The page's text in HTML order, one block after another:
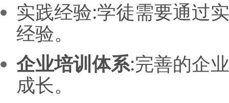
实践经验:学徒需要通过
经验。
企业培训体系:完善的企
成长。